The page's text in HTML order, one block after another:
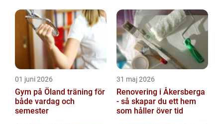
01 juni 2026
Gym på Öland träning för
både vardag och
semester
31 maj 2026
Renovering i Åkersberga
- så skapar du ett hem
som håller över tid